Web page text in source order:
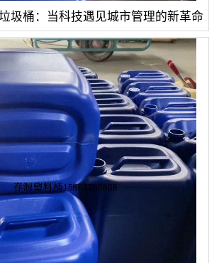
圾桶：当科技遇见城市管理的新革命